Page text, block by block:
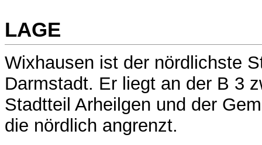
LAGE
Wixhausen ist der nördlichste
Darmstadt. Er liegt an der B 3
Stadtteil Arheilgen und der
die nördlich angrenzt.